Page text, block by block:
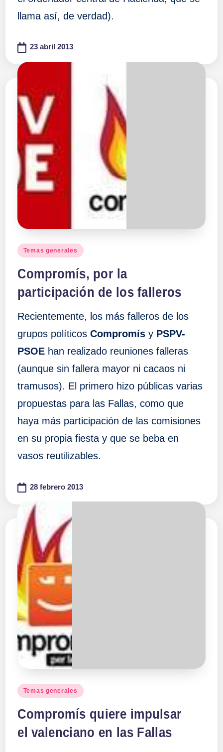
llama así, de verdad).
23 abril 2013
Publicado
Temas generales
Compromís, por la
participación de los falleros
Recientemente, los más falleros de los
grupos políticos Compromísy PSPV-
PSOEhan realizado reuniones falleras
(aunque sin fallera mayor ni cacaos ni
tramusos). El primero hizo públicas varias
propuestas para las Fallas, como que
haya más participación de las comisiones
en su propia fiesta y que se beba en
vasos reutilizables.
28 febrero 2013
Publicado
Temas generales
Compromís quiere impulsar
el valenciano en las Fallas